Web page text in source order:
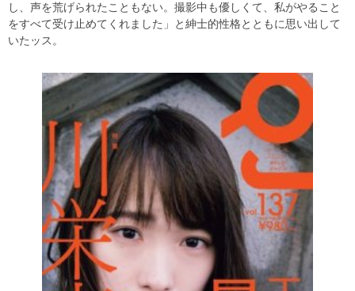
し、声を荒げられたこともない。撮影中も優しくて、私がやること
をすべて受け止めてくれました」と紳士的性格とともに思い出して
いたッス。